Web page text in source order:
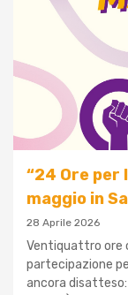
“24 Ore per
maggio in
28 Aprile 2026
Ventiquattro ore
partecipazione
ancora disatteso: